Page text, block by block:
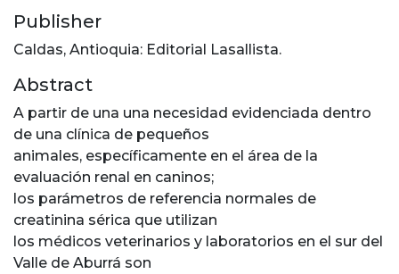
Publisher
Caldas, Antioquia: Editorial Lasallista.
Abstract
A partir de una una necesidad evidenciada dentro
de una clínica de pequeños
animales, específicamente en el área de la
evaluación renal en caninos;
los parámetros de referencia normales de
creatinina sérica que utilizan
los médicos veterinarios y laboratorios en el sur del
Valle de Aburrá son